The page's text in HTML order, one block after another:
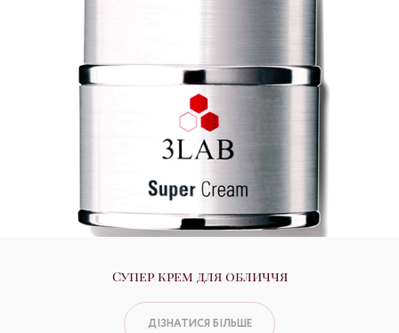
Супер крем для обличчя
ДІЗНАТИСЯ БІЛЬШЕ